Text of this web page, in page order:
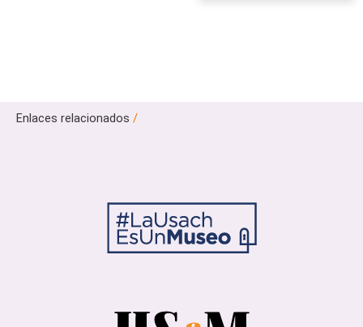
Enlaces relacionados /